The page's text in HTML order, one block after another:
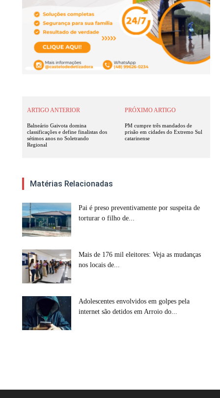
ARTIGO ANTERIOR
Balneário Gaivota domina
classificações e define finalistas dos
sétimos anos no Soletrando
Regional
PRÓXIMO ARTIGO
PM cumpre três mandados de
prisão em cidades do Extremo Sul
catarinense
Matérias Relacionadas
Pai é preso preventivamente por suspeita de
torturar o filho de...
Mais de 176 mil eleitores: Veja as mudanças
nos locais de...
Adolescentes envolvidos em golpes pela
internet são detidos em Arroio do...